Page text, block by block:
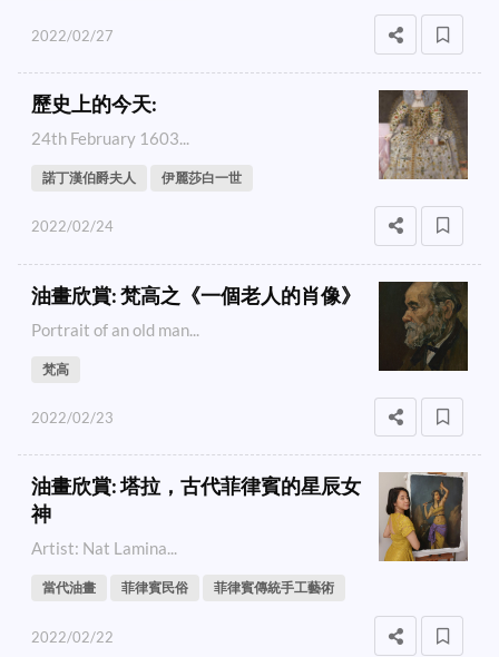
2022/02/27
歷史上的今天:
24th February 1603...
諾丁漢伯爵夫人 伊麗莎白一世
2022/02/24
油畫欣賞: 梵高之《一個老人的肖像》
Portrait of an old man...
梵高
2022/02/23
油畫欣賞: 塔拉，古代菲律賓的星辰女
神
Artist: Nat Lamina...
當代油畫 菲律賓民俗 菲律賓傳統手工藝術
2022/02/22